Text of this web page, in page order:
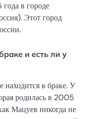
в городе
Этот город
и есть ли у
в браке. У
родилась в 2005
Мацуев никогда не